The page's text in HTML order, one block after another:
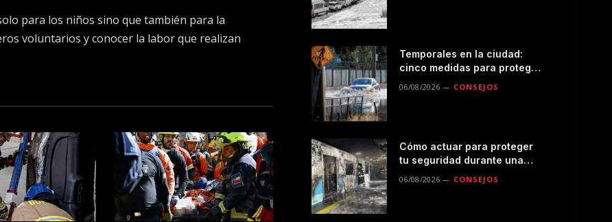
para los niños sino que también para la
voluntarios y conocer la labor que realizan
Temporales en la ciudad:
cinco medidas para proteger
06/08/2026 CONSEJOS
Cómo actuar para proteger
tu seguridad durante una
transporte público
06/08/2026 CONSEJOS